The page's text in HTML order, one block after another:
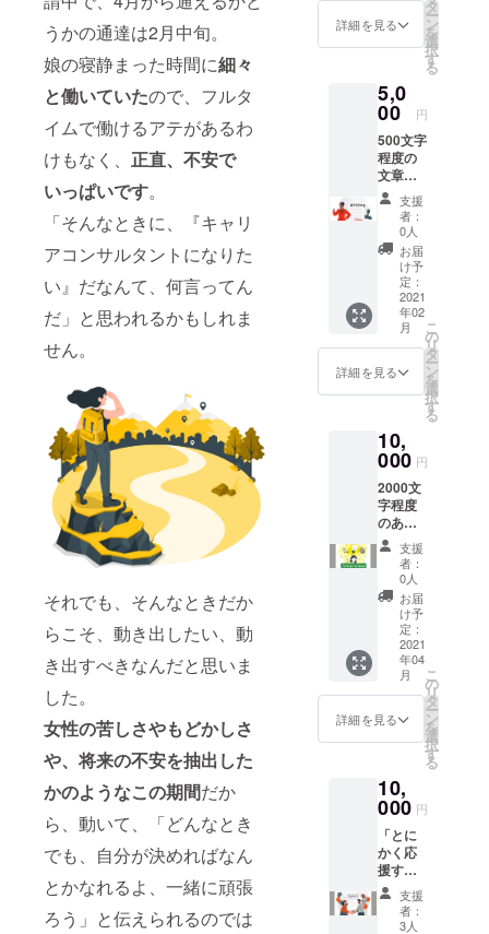
うかの通達は2月中旬。
娘の寝静まった時間に細々
と働いていたので、フルタ
イムで働けるアテがあるわ
けもなく、 正直、不安で
いっぱいです。
「そんなときに、『キャリ
アコンサルタントになりた
い』だなんて、何言ってん
だ」と思われるかもしれま
せん。
それでも、そんなときだか
らこそ、動き出したい、動
き出すべきなんだと思いま
した。
女性の苦しさやもどかしさ
や、将来の不安を抽出した
かのようなこの期間だか
ら、動いて、「どんなとき
でも、自分が決めればなん
とかなれるよ、一緒に頑張
ろう」と伝えられるのでは
いの
か。 自
基準を
知るこ
とで、
決断速
度が速
くなっ
たり、
逆に
「気に
してな
い」と
手放す
ことが
できた
り。良
いこと
づくめ
値観
ワー
私は、
会社の
研修を
通して
10年前
に出会
いまし
た。そ
して今
回特別
に、当
時研修
いただ
いた講
生直々
に価値
観の
ワーク
を実
施……
！ なん
と、コ
ンサル
詳細を見る
タ
ー
ン
を
選
択
す
る
5,0
00 円
500文字
程度の
文章を
作成し
ます。
サービ
ス説明
文や商
品説明
文、
SNSの
プロ
フィー
ル等な
んでも
メール
にてヒ
アリン
グから
進めて
参りま
すの
で、よ
ろしく
お願い
いたし
ます。
支援
者：
0人
お届
け予
定：
2021
年02
月
詳細を見る
こ
の
リ
タ
ー
ン
を
選
択
す
る
10,
000 円
2000文
字程度
のあな
たの記
事を書
きま
す。
zoom等
のビデ
オ通話
を利用
し、あ
なたご
自身に
ついて
しま
す。
Facebo
okやご
自身の
サイ
ト、会
社の社
長あい
支援
者：
0人
お届
け予
定：
2021
年04
月
詳細を見る
こ
の
リ
タ
ー
ン
を
選
択
す
る
10,
000 円
「とに
かく応
援する
よ！」
という
方は、
支援
者：
3人